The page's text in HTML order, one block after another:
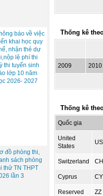
báo về việc
khai học quy
nhận thẻ dự
lệ phí thi
thi tuyển sinh
lớp 10 năm
2026- 2027
đồ phòng thi,
sách phòng
thử TN THPT
lần 3
Thống kê
2009 2010
Thống kê
Quốc gia
United
States
US
Switzerland CH
Cyprus CY
Reserved ZZ